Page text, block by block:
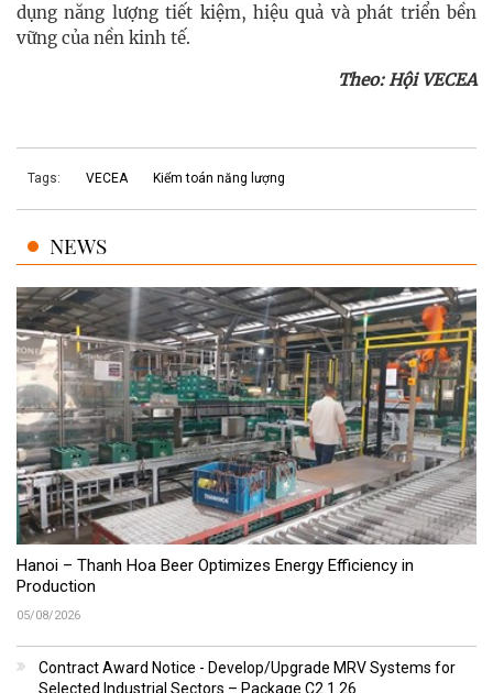
dụng năng lượng tiết kiệm, hiệu quả và phát triển bền
vững của nền kinh tế.
Theo: Hội VECEA
Tags: VECEA Kiểm toán năng lượng
NEWS
Hanoi – Thanh Hoa Beer Optimizes Energy Efficiency in
Production
05/08/2026
Contract Award Notice - Develop/Upgrade MRV Systems for
Selected Industrial Sectors – Package C2.1.26